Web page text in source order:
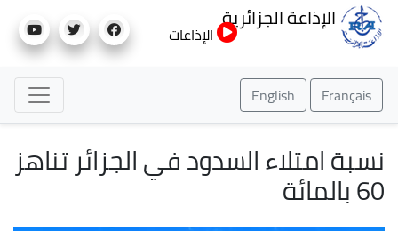
إلى
الإذاعة الجزائرية
الإذاعات
Français
English
نسبة امتلاء السدود في الجزائر تناهز
60 بالمائة